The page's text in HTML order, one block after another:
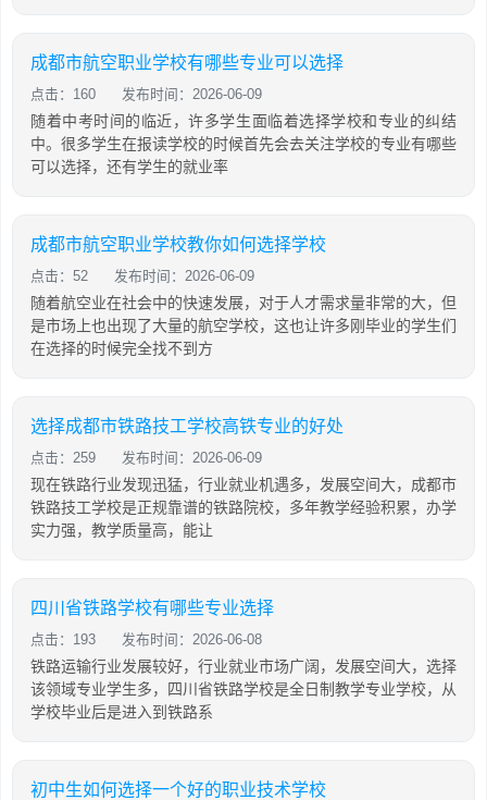
成都市航空职业学校有哪些专业可以选择
点击：160 发布时间：2026-06-09
随着中考时间的临近，许多学生面临着选择学校和专业的纠结
中。很多学生在报读学校的时候首先会去关注学校的专业有哪些
可以选择，还有学生的就业率
成都市航空职业学校教你如何选择学校
点击：52 发布时间：2026-06-09
随着航空业在社会中的快速发展，对于人才需求量非常的大，但
是市场上也出现了大量的航空学校，这也让许多刚毕业的学生们
在选择的时候完全找不到方
选择成都市铁路技工学校高铁专业的好处
点击：259 发布时间：2026-06-09
现在铁路行业发现迅猛，行业就业机遇多，发展空间大，成都市
铁路技工学校是正规靠谱的铁路院校，多年教学经验积累，办学
实力强，教学质量高，能让
四川省铁路学校有哪些专业选择
点击：193 发布时间：2026-06-08
铁路运输行业发展较好，行业就业市场广阔，发展空间大，选择
该领域专业学生多，四川省铁路学校是全日制教学专业学校，从
学校毕业后是进入到铁路系
初中生如何选择一个好的职业技术学校